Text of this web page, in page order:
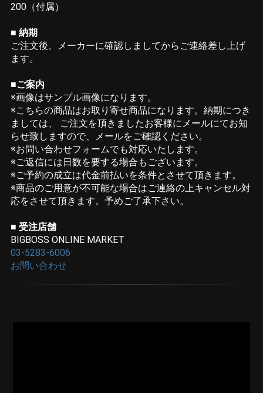
200（付属）
■ 納期
ご注文後、メーカーに確認しましてからご連絡差し上げ
ます。
■ご案内
※画像はサンプル画像になります。
※こちらの商品はお取り寄せ商品になります。納期につき
ましては、 ご注文を頂きましたお客様にメールにてお知
らせ致しますので、メールをご確認ください。
※お問い合わせフォームでも対応いたします。
※ご返信には日数を要する場合もございます。
※ご予約の成立は代金前払いを条件とさせて頂きます。
※商品のご用意が不可能な場合はご連絡の上キャンセル対
応をさせて頂きます。予めご了承下さい。
■ 受注店舗
BIGBOSS ONLINE MARKET
03-5283-6006
お問い合わせ